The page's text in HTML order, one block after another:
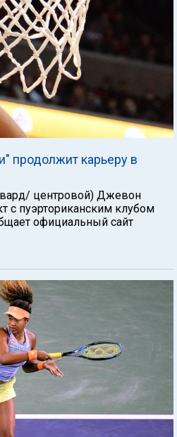
продолжит карьеру в
центровой) Джевон
с пуэрториканским клубом
официальный сайт